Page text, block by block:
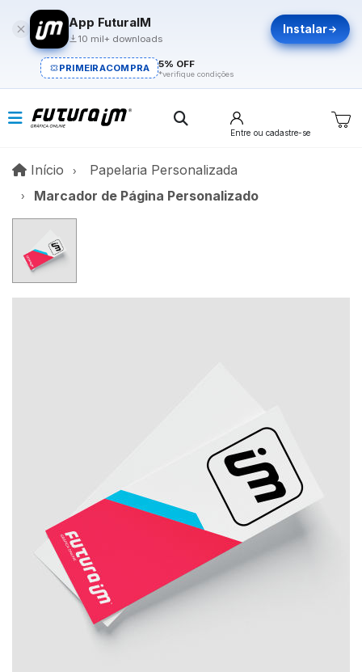
App FuturaIM
10 mil+ downloads
Instalar
PRIMEIRACOMPRA 5% OFF
*verifique condições
Entre ou cadastre-se
Início InícioPapelaria Personalizada
Marcador de Página Personalizado